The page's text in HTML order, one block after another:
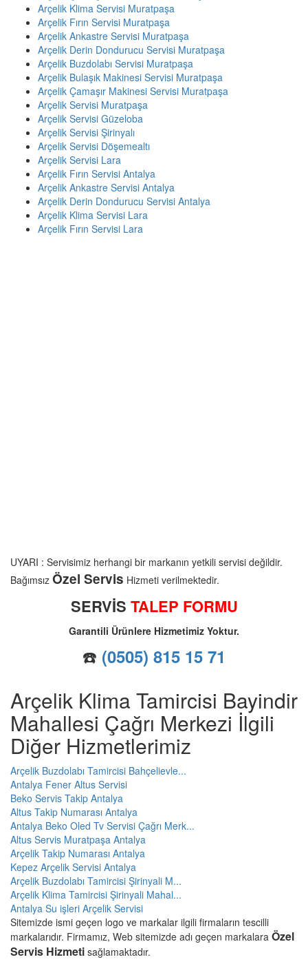
Arçelik Klima Servisi Muratpaşa
Arçelik Fırın Servisi Muratpaşa
Arçelik Ankastre Servisi Muratpaşa
Arçelik Derin Dondurucu Servisi Muratpaşa
Arçelik Buzdolabı Servisi Muratpaşa
Arçelik Bulaşık Makinesi Servisi Muratpaşa
Arçelik Çamaşır Makinesi Servisi Muratpaşa
Arçelik Servisi Muratpaşa
Arçelik Servisi Güzeloba
Arçelik Servisi Şirinyalı
Arçelik Servisi Döşemealtı
Arçelik Servisi Lara
Arçelik Fırın Servisi Antalya
Arçelik Ankastre Servisi Antalya
Arçelik Derin Dondurucu Servisi Antalya
Arçelik Klima Servisi Lara
Arçelik Fırın Servisi Lara
UYARI : Servisimiz herhangi bir markanın yetkili servisi değildir.
Bağımsız Özel Servis Hizmeti verilmektedir.
SERVİS TALEP FORMU
Garantili Ürünlere Hizmetimiz Yoktur.
☎️ (0505) 815 15 71
Arçelik Klima Tamircisi Bayindir
Mahallesi Çağrı Merkezi İlgili
Diğer Hizmetlerimiz
Arçelik Buzdolabı Tamircisi Bahçelievle...
Antalya Fener Altus Servisi
Beko Servis Takip Antalya
Altus Takip Numarası Antalya
Antalya Beko Oled Tv Servisi Çağrı Merk...
Altus Servis Muratpaşa Antalya
Arçelik Takip Numarası Antalya
Kepez Arçelik Servisi Antalya
Arçelik Buzdolabı Tamircisi Şirinyali M...
Arçelik Klima Tamircisi Şirinyali Mahal...
Antalya Su işleri Arçelik Servisi
Sitemizde ismi geçen logo ve markalar ilgili firmaların tescilli
markalarıdır. Firmamız, Web sitemizde adı geçen markalara Özel
Servis Hizmeti sağlamaktadır.